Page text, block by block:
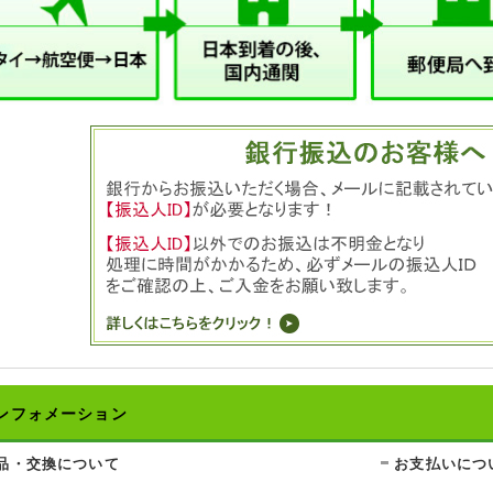
フォメーション
・交換について お支払いにつ